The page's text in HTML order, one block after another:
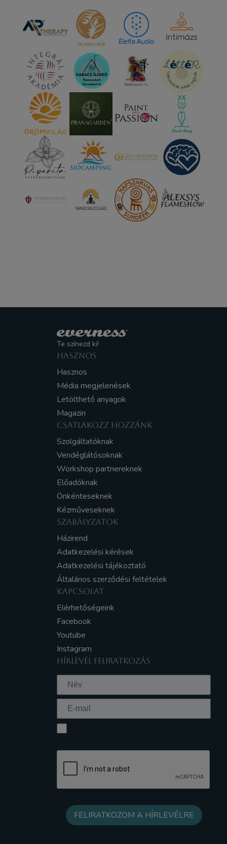
Te színezd ki!
HASZNOS
Hasznos
Média megjelenések
Letölthető anyagok
Magazin
CSATLAKOZZ HOZZÁNK
Szolgáltatóknak
Vendéglátósoknak
Workshop partnereknek
Előadóknak
Önkénteseknek
Kézműveseknek
SZABÁLYZATOK
Házirend
Adatkezelési kérések
Adatkezelési tájékoztató
Általános szerződési feltételek
KAPCSOLAT
Elérhetőségeink
Facebook
Youtube
Instagram
HÍRLEVÉL FELIRATKOZÁS